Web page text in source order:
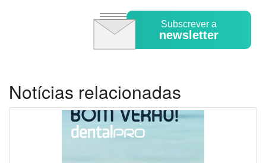
Subscrever a
newsletter
Notícias relacionadas